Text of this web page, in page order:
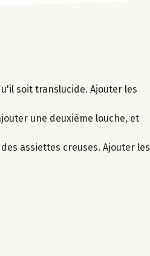
soit translucide. Ajouter les
une deuxième louche, et
assiettes creuses. Ajouter les